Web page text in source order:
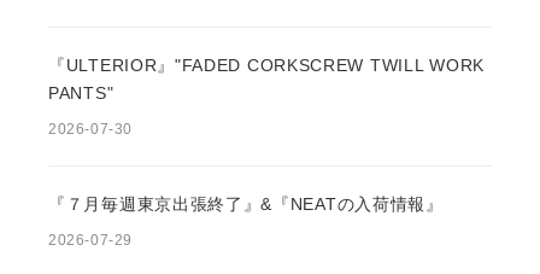
『ULTERIOR』"FADED CORKSCREW TWILL WORK
PANTS"
2026-07-30
『７月毎週東京出張終了』&『NEATの入荷情報』
2026-07-29